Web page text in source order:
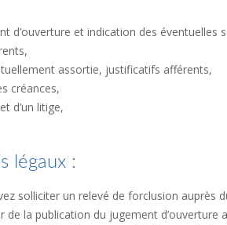
d’ouverture et indication des éventuelles
assortie, justificatifs afférents,
créances,
d’un litige,
légaux :
solliciter un relevé de forclusion auprès
la publication du jugement d’ouverture